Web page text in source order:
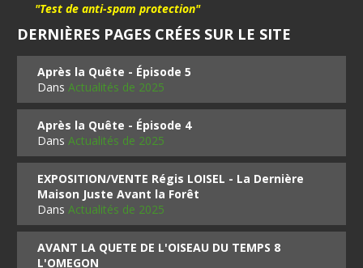
"Test de anti-spam protection"
DERNIÈRES PAGES CRÉES SUR LE SITE
Après la Quête - Épisode 5
DansActualités de 2025
Après la Quête - Épisode 4
DansActualités de 2025
EXPOSITION/VENTE Régis LOISEL - La Dernière
Maison Juste Avant la Forêt
DansActualités de 2025
AVANT LA QUETE DE L'OISEAU DU TEMPS 8
L'OMEGON